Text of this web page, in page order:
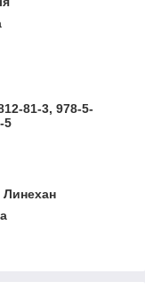
81-3, 978-5-
5